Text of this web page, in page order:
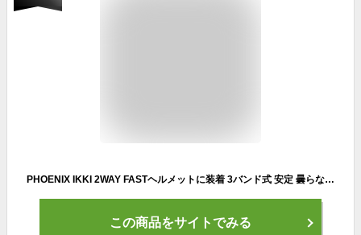
PHOENIX IKKI 2WAY FASTヘルメットに装着 3バンド式 安定 曇らない 通気性良 男女兼用 タクティカル タクティカルギア フェイスガード サバゲー装備 ブラック小紋
この商品をサイトでみる